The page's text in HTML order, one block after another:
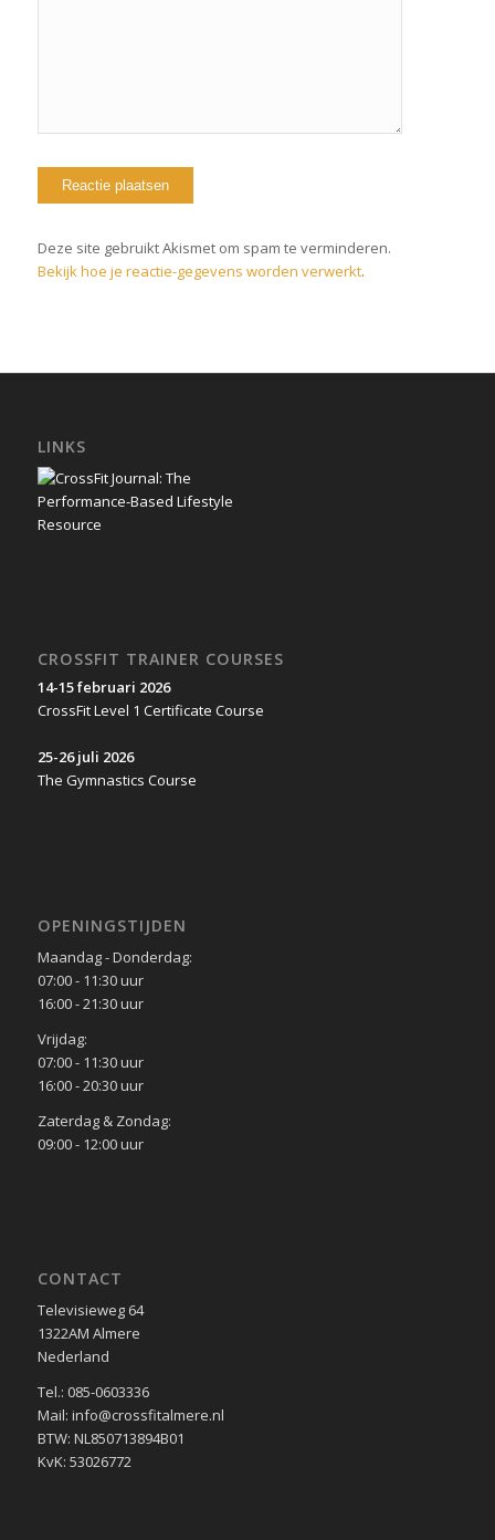
Deze site gebruikt Akismet om spam te verminderen.
Bekijk hoe je reactie-gegevens worden verwerkt.
LINKS
CROSSFIT TRAINER COURSES
14-15 februari 2026
CrossFit Level 1 Certificate Course
25-26 juli 2026
The Gymnastics Course
OPENINGSTIJDEN
Maandag - Donderdag:
07:00 - 11:30 uur
16:00 - 21:30 uur
Vrijdag:
07:00 - 11:30 uur
16:00 - 20:30 uur
Zaterdag & Zondag:
09:00 - 12:00 uur
CONTACT
Televisieweg 64
1322AM Almere
Nederland
Tel.: 085-0603336
Mail: info@crossfitalmere.nl
BTW: NL850713894B01
KvK: 53026772